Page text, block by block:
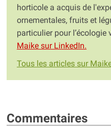
horticole a acquis de
ornementales, fruits et
particulier pour l’écologie
Maike sur LinkedIn.
Tous les articles sur
Commentaires